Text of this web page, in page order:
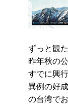
ずっと観
昨年秋の
すでに興
異例の好
の台湾で